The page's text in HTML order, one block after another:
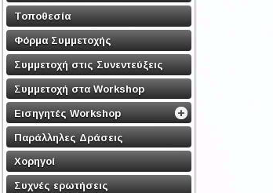
Τοποθεσία
Φόρμα Συμμετοχής
Συμμετοχή στις Συνεντεύξεις
Συμμετοχή στα Workshop
Εισηγητές Workshop
Παράλληλες Δράσεις
Χορηγοί
Συχνές ερωτήσεις